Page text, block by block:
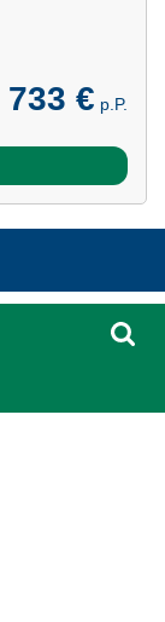
733 € p.P.